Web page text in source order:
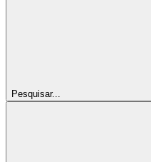
Pesquisar...